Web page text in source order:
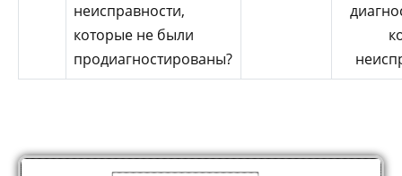
неисправности,
которые не были
продиагностированы?